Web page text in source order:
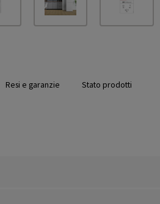
Resi e garanzie Stato prodotti